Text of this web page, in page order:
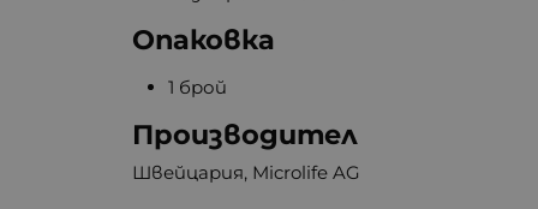
Опаковка
1 брой
Производител
Швейцария, Microlife AG